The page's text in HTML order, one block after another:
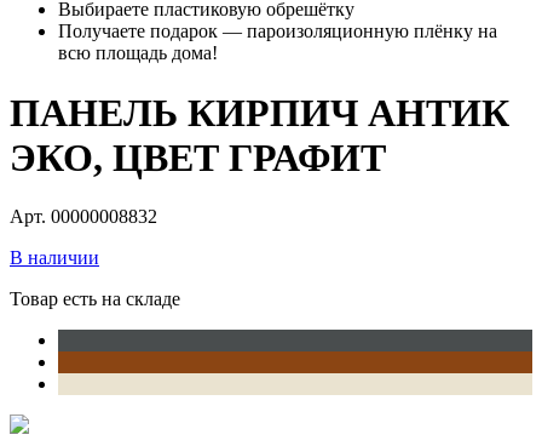
Выбираете пластиковую обрешётку
Получаете подарок — пароизоляционную плёнку на
всю площадь дома!
ПАНЕЛЬ КИРПИЧ АНТИК
ЭКО, ЦВЕТ ГРАФИТ
Арт. 00000008832
В наличии
Товар есть на складе